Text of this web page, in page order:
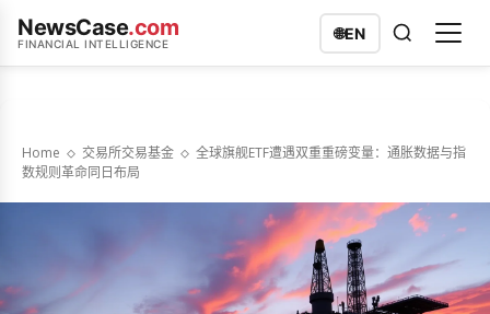
NewsCase.com
FINANCIAL INTELLIGENCE
🌐EN
Home 交易所交易基金
全球旗舰ETF遭遇双重重磅变量：通胀数据与指
数规则革命同日布局